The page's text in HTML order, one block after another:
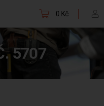
0 Kč
5707